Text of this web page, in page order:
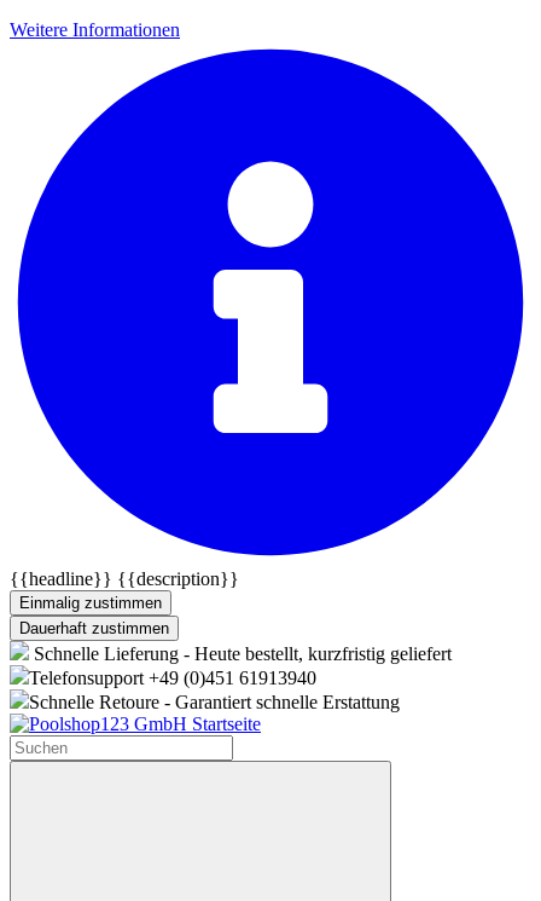
Weitere Informationen
{{headline}} {{description}}
Einmalig zustimmen
Dauerhaft zustimmen
Schnelle Lieferung - Heute bestellt, kurzfristig geliefert
Telefonsupport +49 (0)451 61913940
Schnelle Retoure - Garantiert schnelle Erstattung